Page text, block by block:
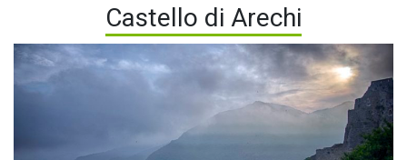
Castello di Arechi